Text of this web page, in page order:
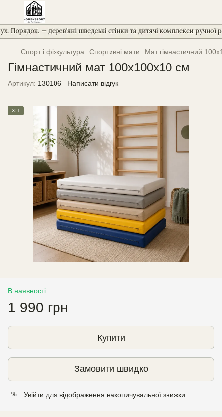
Спорт і фізкультура Спортивні мати Мат гімнастичний
Гімнастичний мат 100х100х10 см
Артикул: 130106 Написати відгук
ХІТ
В наявності
1 990 грн
Купити
Замовити швидко
% Увійти для відображення накопичувальної знижки